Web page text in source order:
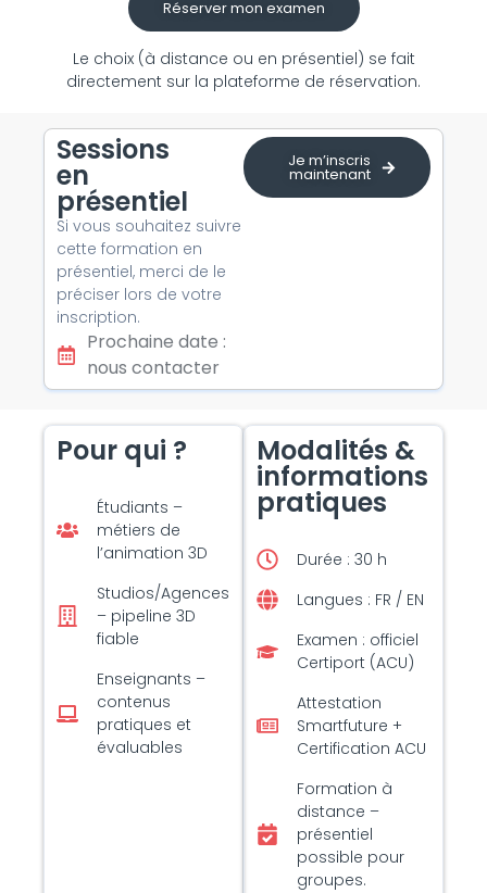
Réserver mon examen
Le choix (à distance ou en présentiel) se fait
directement sur la plateforme de réservation.
Sessions
en
présentiel
Si vous souhaitez suivre
cette formation en
présentiel, merci de le
préciser lors de votre
inscription.
Prochaine date :
nous contacter
Je m’inscris
maintenant
Pour qui ?
Étudiants –
métiers de
l’animation 3D
Studios/Agences
– pipeline 3D
fiable
Enseignants –
contenus
pratiques et
évaluables
Modalités &
informations
pratiques
Durée : 30 h
Langues : FR / EN
Examen : officiel
Certiport (ACU)
Attestation
Smartfuture +
Certification ACU
Formation à
distance –
présentiel
possible pour
groupes.